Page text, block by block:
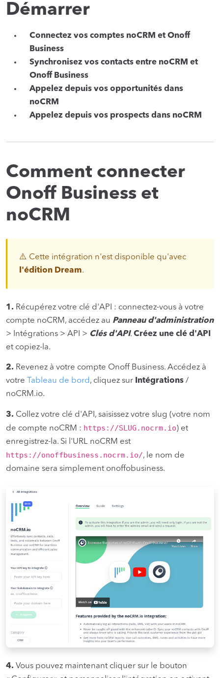
Démarrer
Connectez vos comptes noCRM et Onoff
Business
Synchronisez vos contacts entre noCRM et
Onoff Business
Appelez depuis vos opportunités dans
noCRM
Appelez depuis vos prospects dans noCRM
Comment connecter
Onoff Business et
noCRM
⚠️ Cette intégration n'est disponible qu'avec
l'édition Dream.
1. Récupérez votre clé d'API : connectez-vous à votre
compte noCRM, accédez au Panneau d'administration
> Intégrations > API > Clés d'API. Créez une clé d'API
et copiez-la.
2. Revenez à votre compte Onoff Business. Accédez à
votre
Tableau de bord , cliquez sur Intégrations /
noCRM.io.
3. Collez votre clé d'API, saisissez votre slug (votre nom
de compte noCRM : https://SLUG.nocrm.io) et
enregistrez-la. Si l'URL noCRM est
https://onoffbusiness.nocrm.io/, le nom de
domaine sera simplement onoffobusiness.
4. Vous pouvez maintenant cliquer sur le bouton